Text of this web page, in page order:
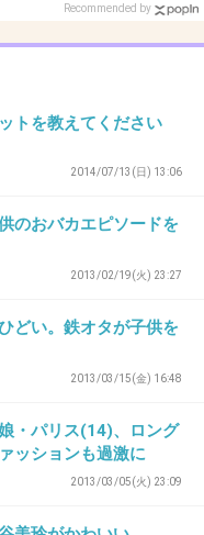
す。まあ、それもい
メント駆使して
Recommended by
トを教えてください
2014/07/13(日) 13:06
のおバカエピソードを
2013/02/19(火) 23:27
どい。鉄オタが子供を
2013/03/15(金) 16:48
・パリス(14)、ロング
ッションも過激に
2013/03/05(火) 23:09